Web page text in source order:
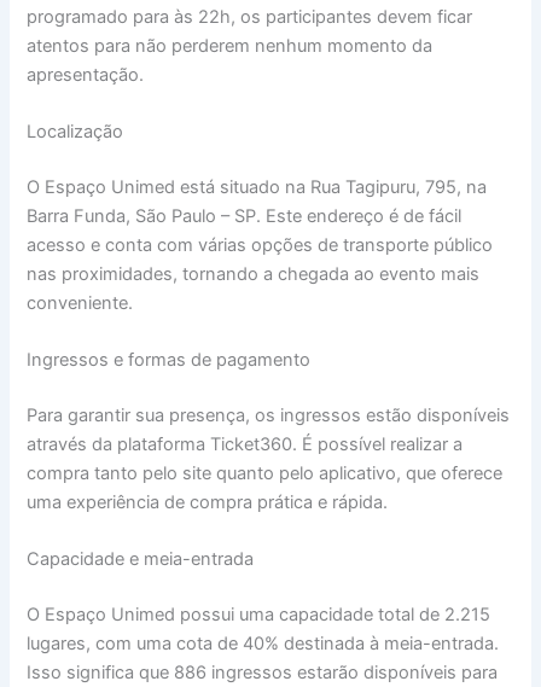
programado para às 22h, os participantes devem ficar
atentos para não perderem nenhum momento da
apresentação.
Localização
O Espaço Unimed está situado na Rua Tagipuru, 795, na
Barra Funda, São Paulo – SP. Este endereço é de fácil
acesso e conta com várias opções de transporte público
nas proximidades, tornando a chegada ao evento mais
conveniente.
Ingressos e formas de pagamento
Para garantir sua presença, os ingressos estão disponíveis
através da plataforma Ticket360. É possível realizar a
compra tanto pelo site quanto pelo aplicativo, que oferece
uma experiência de compra prática e rápida.
Capacidade e meia-entrada
O Espaço Unimed possui uma capacidade total de 2.215
lugares, com uma cota de 40% destinada à meia-entrada.
Isso significa que 886 ingressos estarão disponíveis para